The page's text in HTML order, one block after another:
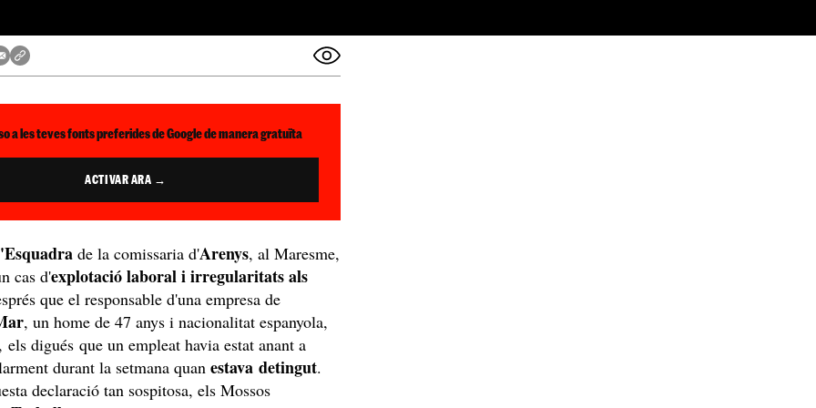
a les teves fonts preferides de Google de manera gratuïta
ACTIVAR ARA →
de la comissaria d'Arenys, al Maresme,
cas d'explotació laboral i irregularitats als
que el responsable d'una empresa de
, un home de 47 anys i nacionalitat espanyola,
els digués que un empleat havia estat anant a
durant la setmana quanestava detingut.
declaració tan sospitosa, els Mossos